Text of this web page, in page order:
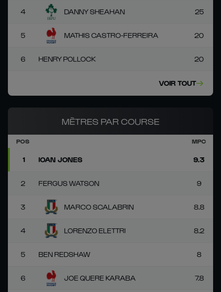
4 DANNY SHEAHAN 25
5 MATHIS CASTRO-FERREIRA 20
6 HENRY POLLOCK 20
VOIR TOUT
MÈTRES PAR COURSE
POS MPC
1 IOAN JONES 9.3
2 FERGUS WATSON 9
3 MARCO SCALABRIN 8.8
4 LORENZO ELETTRI 8.2
5 BEN REDSHAW 8
6 JOE QUERE KARABA 7.8